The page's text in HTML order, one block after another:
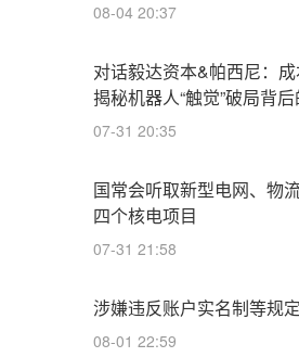
08-04 20:37
对话毅达资本&帕西尼：成
揭秘机器人“触觉”破局背
07-31 20:35
国常会听取新型电网、物
四个核电项目
07-31 21:58
涉嫌违反账户实名制等规
08-01 22:59